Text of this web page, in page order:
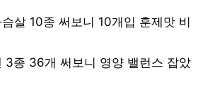
살 10종 써보니 10개입 훈제맛 비
3종 36개 써보니 영양 밸런스 잡았